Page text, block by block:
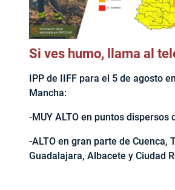
Si ves humo, llama al
IPP de IIFF para el 5 de agosto
Mancha:
-MUY ALTO en puntos dispersos
-ALTO en gran parte de Cuenca,
Guadalajara, Albacete y Ciudad